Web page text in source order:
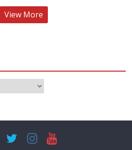
View More